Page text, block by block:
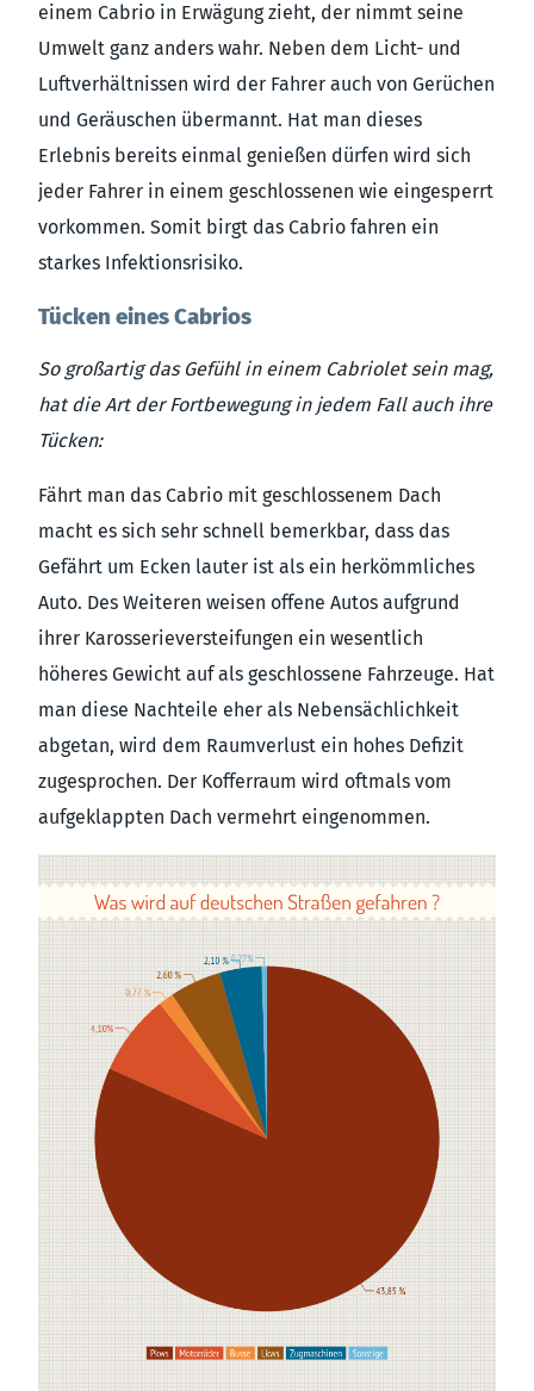
einem Cabrio in Erwägung zieht, der nimmt seine
Umwelt ganz anders wahr. Neben dem Licht- und
Luftverhältnissen wird der Fahrer auch von Gerüchen
und Geräuschen übermannt. Hat man dieses
Erlebnis bereits einmal genießen dürfen wird sich
jeder Fahrer in einem geschlossenen wie eingesperrt
vorkommen. Somit birgt das Cabrio fahren ein
starkes Infektionsrisiko.
Tücken eines Cabrios
So großartig das Gefühl in einem Cabriolet sein mag,
hat die Art der Fortbewegung in jedem Fall auch ihre
Tücken:
Fährt man das Cabrio mit geschlossenem Dach
macht es sich sehr schnell bemerkbar, dass das
Gefährt um Ecken lauter ist als ein herkömmliches
Auto. Des Weiteren weisen offene Autos aufgrund
ihrer Karosserieversteifungen ein wesentlich
höheres Gewicht auf als geschlossene Fahrzeuge. Hat
man diese Nachteile eher als Nebensächlichkeit
abgetan, wird dem Raumverlust ein hohes Defizit
zugesprochen. Der Kofferraum wird oftmals vom
aufgeklappten Dach vermehrt eingenommen.